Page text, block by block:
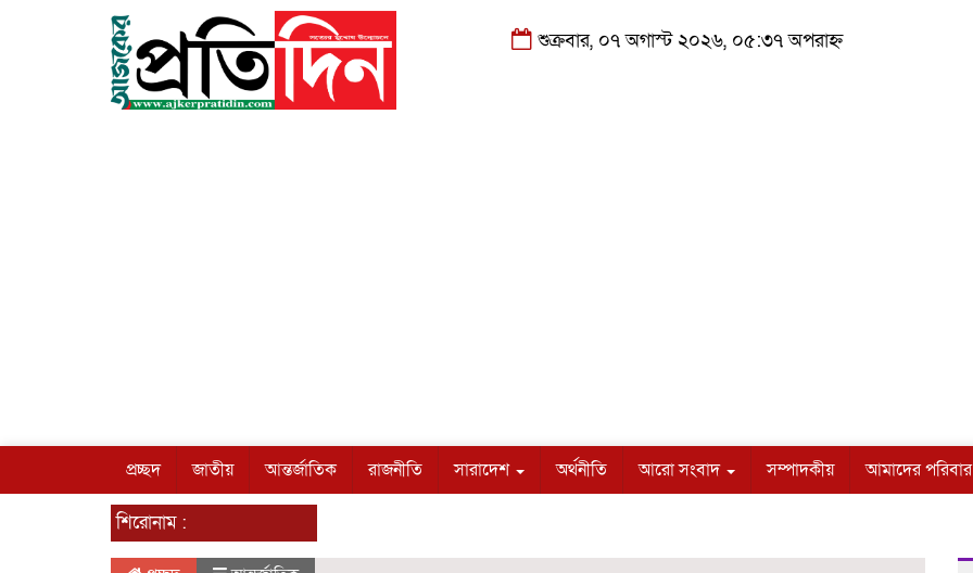
শুক্রবার, ০৭ অগাস্ট ২০২৬, ০৫:৩৭ অপরাহ্ন
প্রচ্ছদ জাতীয় আন্তর্জাতিক রাজনীতি সারাদেশ অর্থনীতি আরো সংবাদ সম্পাদকীয় আমাদের পরিবার
শিরোনাম :